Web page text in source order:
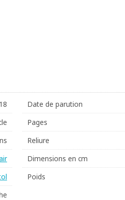
Date de parution
Pages
Reliure
Dimensions en cm
Poids